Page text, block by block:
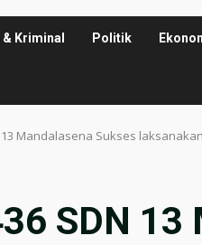
& Kriminal Politik
13 Mandalasena Sukses
SDN 13